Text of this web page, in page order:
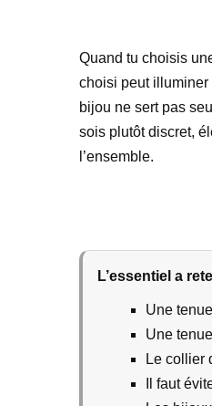
Quand tu choisis
choisi peut illuminer
bijou ne sert pas
sois plutôt discret,
l’ensemble.
L’essentiel a
Une
Une
Le collier
Il faut